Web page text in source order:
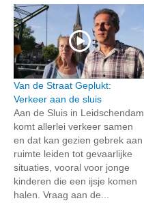
Van de Straat Geplukt:
Verkeer aan de sluis
Aan de Sluis in Leidschendam
komt allerlei verkeer samen
en dat kan gezien gebrek aan
ruimte leiden tot gevaarlijke
situaties, vooral voor jonge
kinderen die een ijsje komen
halen. Vraag aan de...